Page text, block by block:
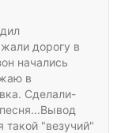
дорогу в
начались
в
Сделали-
такой "везучий"